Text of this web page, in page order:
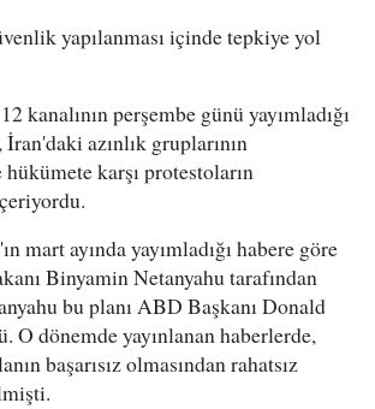
yapılanması içinde tepkiye yol
kanalının perşembe günü yayımladığı
azınlık gruplarının
hükümete karşı protestoların
mart ayında yayımladığı habere göre
Binyamin Netanyahu tarafından
bu planı ABD Başkanı Donald
O dönemde yayınlanan haberlerde,
başarısız olmasından rahatsız